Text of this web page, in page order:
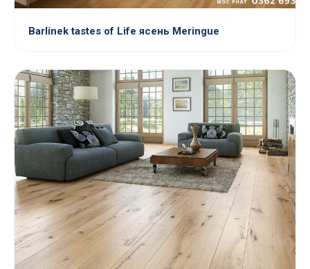
Barlinek tastes of Life ясень Meringue